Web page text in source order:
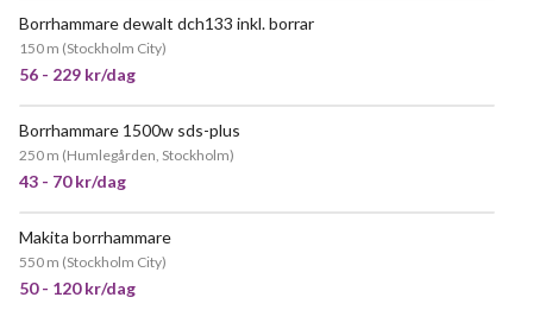
Borrhammare dewalt dch133 inkl. borrar
150 m (Stockholm City)
56 - 229 kr/dag
Borrhammare 1500w sds-plus
250 m (Humlegården, Stockholm)
43 - 70 kr/dag
Makita borrhammare
550 m (Stockholm City)
50 - 120 kr/dag